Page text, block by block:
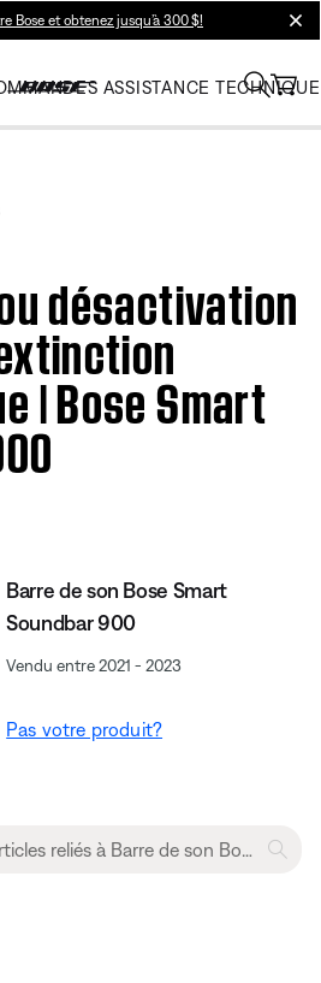
Bose et obtenez jusqu’à 300 $!
ASSISTANCE TECHNIQUE
désactivation
| Bose Smart
Barre de son Bose Smart
Soundbar 900
Vendu entre 2021 - 2023
Pas votre produit?